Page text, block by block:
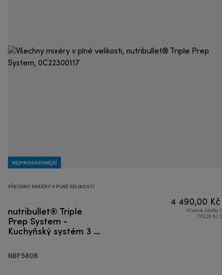
NEJPRODÁVANĚJŠÍ
VŠECHNY MIXÉRY V PLNÉ VELIKOSTI
nutribullet® Triple
Prep System -
Kuchyňský systém 3 v
NBF580B
4 490,00 Kč
Včetně částky
779,26 Kč